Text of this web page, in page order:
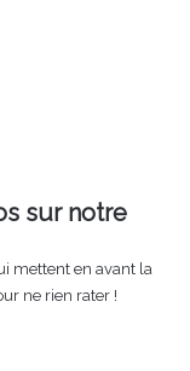
sur notre
mettent en avant la
ne rien rater !